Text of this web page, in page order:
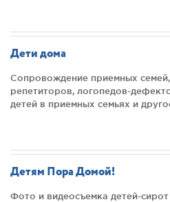
Дети дома
Сопровождение приемных
репетиторов, логопедов-
детей в приемных семьях и
Детям Пора Домой!
Фото и видеосъемка детей-